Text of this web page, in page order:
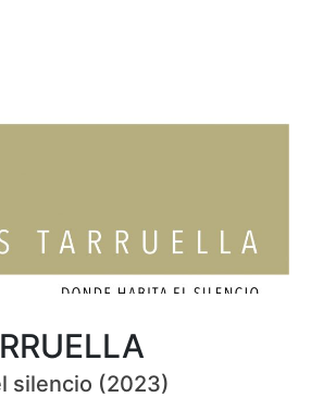
silencio (2023)